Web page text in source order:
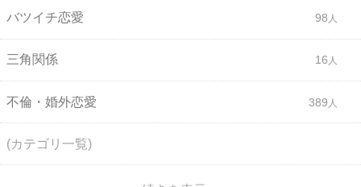
バツイチ恋愛 98
三角関係 16
不倫・婚外恋愛 389
(カテゴリ一覧)